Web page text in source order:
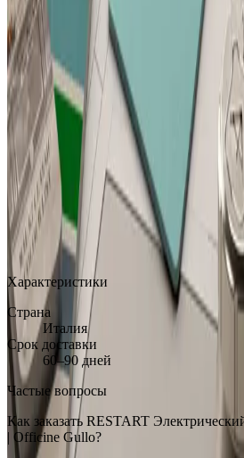
MAX
Арт.: rst-en-ranges-and-appliances-og-
electric-contact-grill
Добавлено:
Характеристики
Страна
Италия
Срок доставки
60–90 дней
Частые вопросы
Как заказать RESTART
| Officine Gullo?